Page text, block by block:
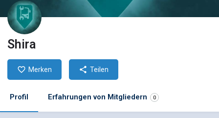
Shira
Merken Teilen
Profil Erfahrungen von Mitgliedern 0